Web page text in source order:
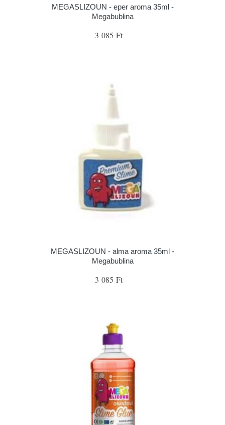
MEGASLIZOUN - eper aroma 35ml -
Megabublina
3 085 Ft
MEGASLIZOUN - alma aroma 35ml -
Megabublina
3 085 Ft